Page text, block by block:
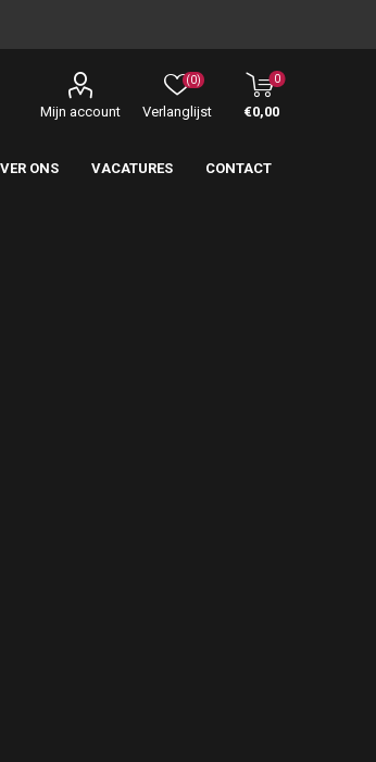
Mijn account Verlanglijst
(0) 0
€0,00
ONS VACATURES CONTACT